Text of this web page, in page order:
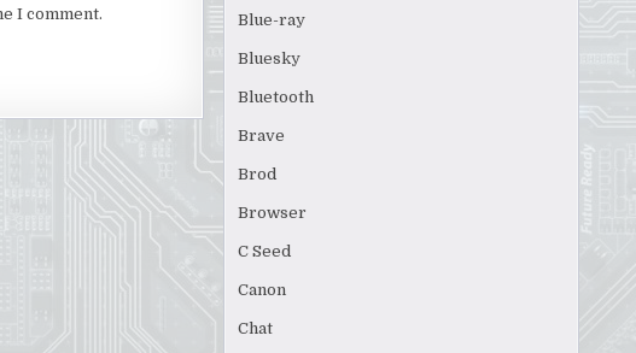
I comment. Blue-ray
Bluesky
Bluetooth
Brave
Brod
Browser
C Seed
Canon
Chat